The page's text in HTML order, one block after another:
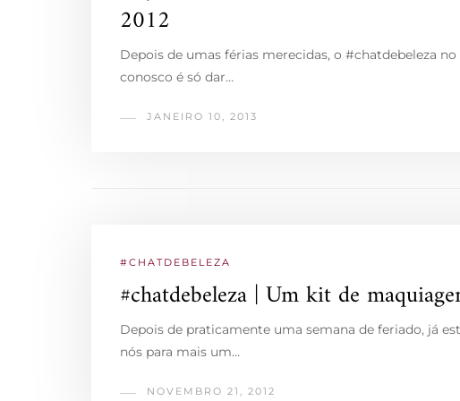
2012
Depois de umas férias merecidas, o #chatdebeleza
conosco é só dar…
JANEIRO 10, 2013
#CHATDEBELEZA
#chatdebeleza | Um kit de
Depois de praticamente uma semana de feriado, já
nós para mais um…
NOVEMBRO 21, 2012